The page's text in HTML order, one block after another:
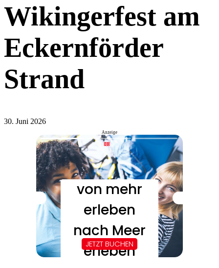
Wikingerfest am
Eckernförder
Strand
30. Juni 2026
Anzeige